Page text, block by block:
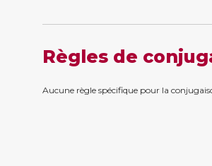
Règles de
Aucune règle spécifique pour la